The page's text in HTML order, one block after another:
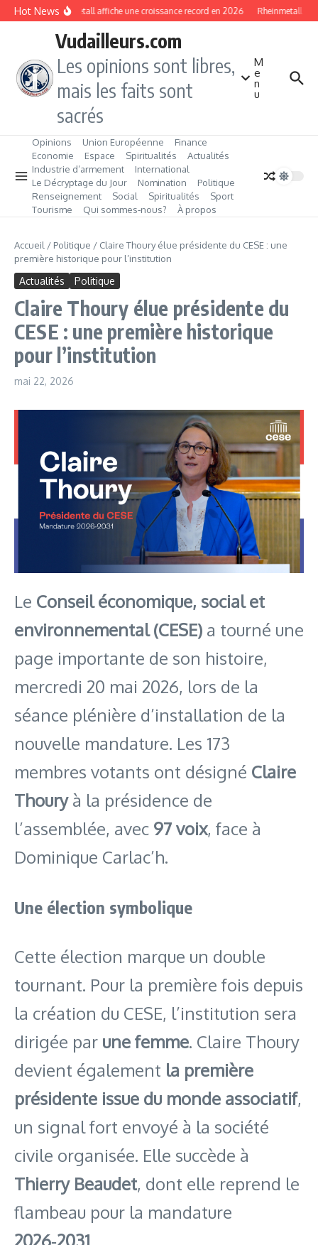
Aller au contenu
Hot NewsRheinmetall affiche une croissance record en 2026 Rheinmetall
Vudailleurs.com
Les opinions sont libres,
mais les faits sont
sacrés
M
e
n
u
Opinions Union Européenne
Finance
Economie
Espace Spiritualités
Actualités
Industrie d’armement
International
Le Décryptage du Jour
Nomination
Politique
Renseignement
Social Spiritualités
Sport
Tourisme
Qui sommes‑nous? À propos
Accueil / Politique / Claire Thoury élue présidente du CESE : une
première historique pour l’institution
Actualités Politique
Claire Thoury élue présidente du
CESE : une première historique
pour l’institution
mai 22, 2026
Le Conseil économique, social et
environnemental (CESE) a tourné une
page importante de son histoire,
mercredi 20 mai 2026, lors de la
séance plénière d’installation de la
nouvelle mandature. Les 173
membres votants ont désigné Claire
Thouryà la présidence de
l’assemblée, avec 97 voix, face à
Dominique Carlac’h.
Une élection symbolique
Cette élection marque un double
tournant. Pour la première fois depuis
la création du CESE, l’institution sera
dirigée par une femme. Claire Thoury
devient également la première
présidente issue du monde associatif,
un signal fort envoyé à la société
civile organisée. Elle succède à
Thierry Beaudet, dont elle reprend le
flambeau pour la mandature
2026‑2031.